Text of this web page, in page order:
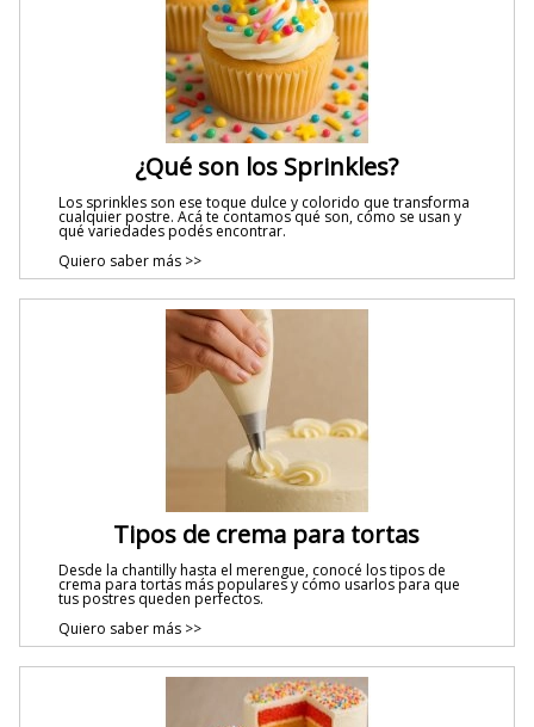
¿Qué son los Sprinkles?
Los sprinkles son ese toque dulce y colorido que transforma
cualquier postre. Acá te contamos qué son, cómo se usan y
qué variedades podés encontrar.
Quiero saber más >>
Tipos de crema para tortas
Desde la chantilly hasta el merengue, conocé los tipos de
crema para tortas más populares y cómo usarlos para que
tus postres queden perfectos.
Quiero saber más >>